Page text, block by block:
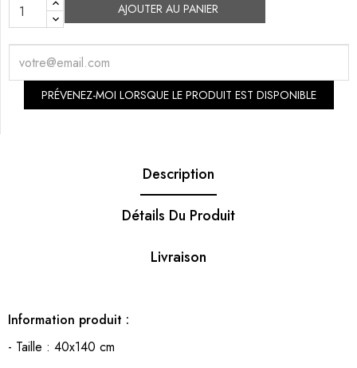
AJOUTER AU PANIER
PRÉVENEZ-MOI LORSQUE LE PRODUIT EST DISPONIBLE
Description
Détails Du Produit
Livraison
Information produit :
- Taille : 40x140 cm